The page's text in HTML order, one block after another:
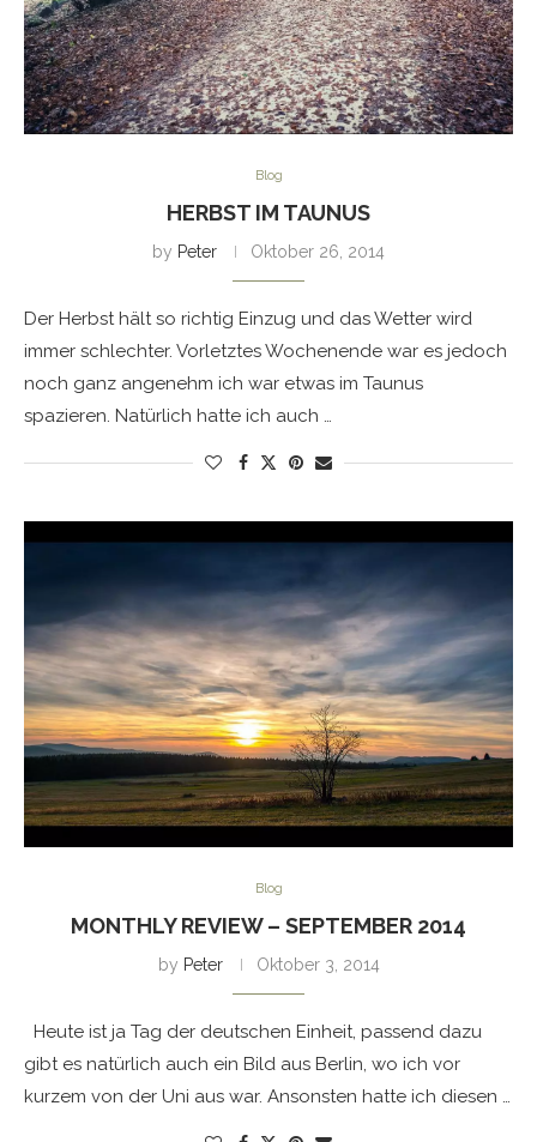
Blog
HERBST IM TAUNUS
by Peter Oktober 26, 2014
Der Herbst hält so richtig Einzug und das Wetter wird
immer schlechter. Vorletztes Wochenende war es jedoch
noch ganz angenehm ich war etwas im Taunus
spazieren. Natürlich hatte ich auch …
Blog
MONTHLY REVIEW – SEPTEMBER 2014
by Peter Oktober 3, 2014
Heute ist ja Tag der deutschen Einheit, passend dazu
gibt es natürlich auch ein Bild aus Berlin, wo ich vor
kurzem von der Uni aus war. Ansonsten hatte ich diesen …